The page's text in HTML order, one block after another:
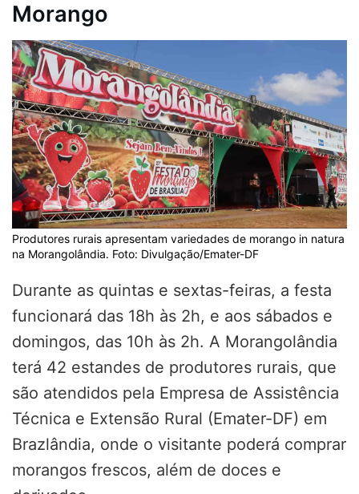
Morango
Produtores rurais apresentam variedades de morango in natura
na Morangolândia. Foto: Divulgação/Emater-DF
Durante as quintas e sextas-feiras, a festa
funcionará das 18h às 2h, e aos sábados e
domingos, das 10h às 2h. A Morangolândia
terá 42 estandes de produtores rurais, que
são atendidos pela Empresa de Assistência
Técnica e Extensão Rural (Emater-DF) em
Brazlândia, onde o visitante poderá comprar
morangos frescos, além de doces e